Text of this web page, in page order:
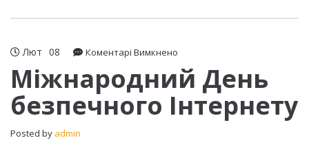
Лют 08 Коментарі Вимкнено
Міжнародний
День
безпечного
Інтернету
Міжнародний День
безпечного Інтернету
Posted by admin